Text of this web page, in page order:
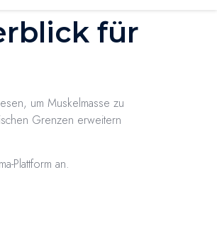
für
um Muskelmasse zu
Grenzen erweitern
Plattform an.